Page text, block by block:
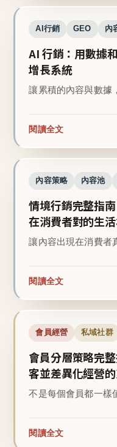
AI行銷 GEO 內
AI 行銷：用數據
增長系統
讓累積的內容與數據
閱讀全文
內容策略 內容池
情境行銷完整指
在消費者對的生
讓內容出現在消費者
閱讀全文
會員經營 私域社群
會員分層策略完
客並差異化經營
不是每個會員都一樣
閱讀全文